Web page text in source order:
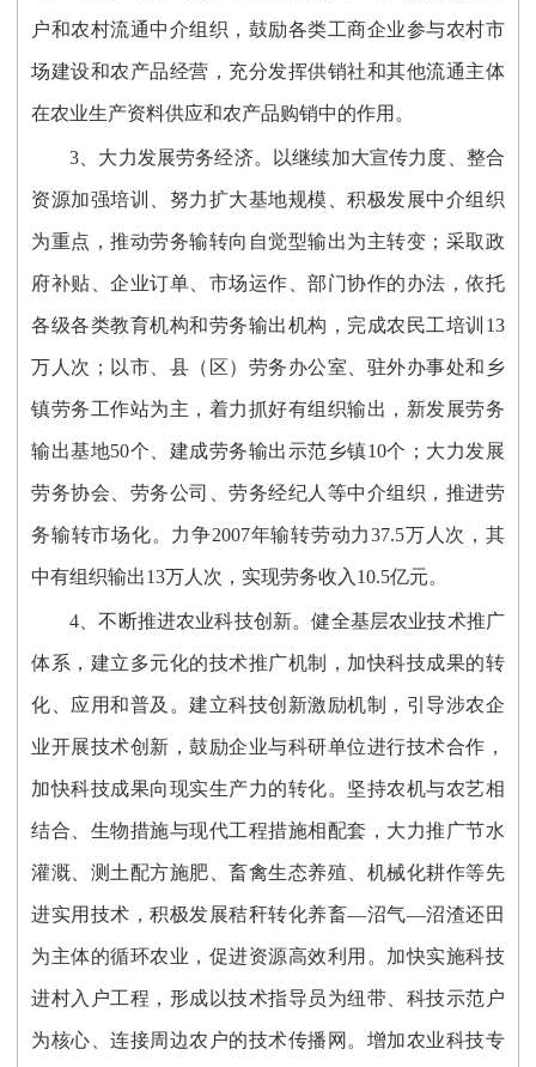
户和农村流通中介组织，鼓励各类工商企业参与农村市
场建设和农产品经营，充分发挥供销社和其他流通主体
在农业生产资料供应和农产品购销中的作用。
3、大力发展劳务经济。以继续加大宣传力度、整合
资源加强培训、努力扩大基地规模、积极发展中介组织
为重点，推动劳务输转向自觉型输出为主转变；采取政
府补贴、企业订单、市场运作、部门协作的办法，依托
各级各类教育机构和劳务输出机构，完成农民工培训13
万人次；以市、县（区）劳务办公室、驻外办事处和乡
镇劳务工作站为主，着力抓好有组织输出，新发展劳务
输出基地50个、建成劳务输出示范乡镇10个；大力发展
劳务协会、劳务公司、劳务经纪人等中介组织，推进劳
务输转市场化。力争2007年输转劳动力37.5万人次，其
中有组织输出13万人次，实现劳务收入10.5亿元。
4、不断推进农业科技创新。健全基层农业技术推广
体系，建立多元化的技术推广机制，加快科技成果的转
化、应用和普及。建立科技创新激励机制，引导涉农企
业开展技术创新，鼓励企业与科研单位进行技术合作，
加快科技成果向现实生产力的转化。坚持农机与农艺相
结合、生物措施与现代工程措施相配套，大力推广节水
灌溉、测土配方施肥、畜禽生态养殖、机械化耕作等先
进实用技术，积极发展秸秆转化养畜—沼气—沼渣还田
为主体的循环农业，促进资源高效利用。加快实施科技
进村入户工程，形成以技术指导员为纽带、科技示范户
为核心、连接周边农户的技术传播网。增加农业科技专